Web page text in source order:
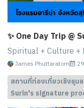
✨ One Day Trip @
Spiritual + Culture +
James Phuttaratorn
สถานที่ท่องเที่ยวเชิงชุม
Surin's signature